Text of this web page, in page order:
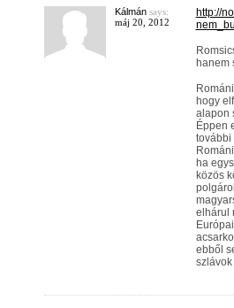
Kálmánsays:
máj 20, 2012
http://
hanem
hogy
alapon
Éppen
további
ha
közös
elhárul
ebből